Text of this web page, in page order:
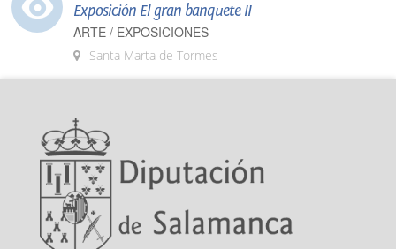
Exposición El gran banquete II
ARTE / EXPOSICIONES
Santa Marta de Tormes